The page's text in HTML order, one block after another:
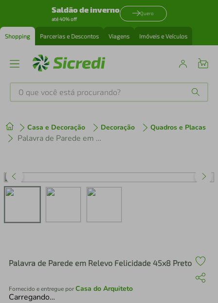
Saldão de inverno
até 40% off
Quero
Shopping Parcerias e Descontos Viagens Imóveis e Veículos
O que você está procurando?
Casa e Decoração Decoração Quadros e Placas
Palavra de Parede em Relevo Felicidade 45x8 Preto
Palavra de Parede em Relevo Felicidade 45x8 Preto
Fornecido e entregue porCasa do Arquiteto
Carregando…
1º tenis
perfume